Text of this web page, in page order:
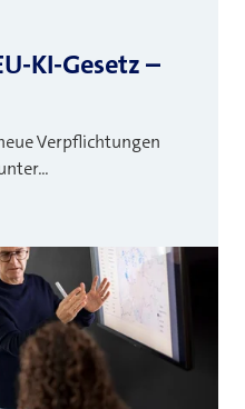
KI-Gesetz –
Verpflichtungen